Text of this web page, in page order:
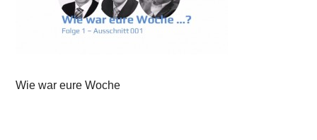
Wie war eure Woche